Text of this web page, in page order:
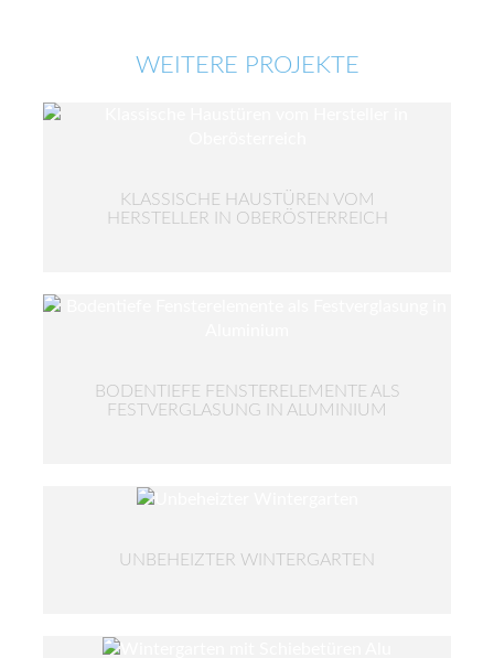
WEITERE PROJEKTE
KLASSISCHE HAUSTÜREN VOM
HERSTELLER IN OBERÖSTERREICH
BODENTIEFE FENSTERELEMENTE ALS
FESTVERGLASUNG IN ALUMINIUM
UNBEHEIZTER WINTERGARTEN